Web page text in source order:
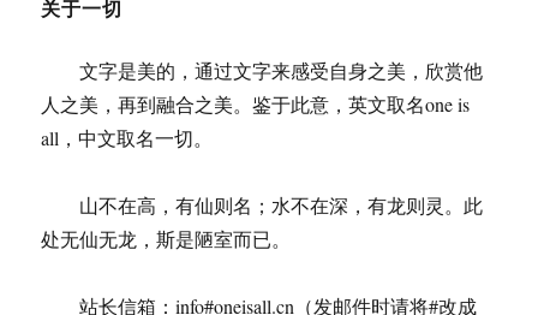
（分
理
处）
境
款
指
关于一切
文字是美的，通过文字来感受自身之美，欣赏他
人之美，再到融合之美。鉴于此意，英文取名one is
all，中文取名一切。
山不在高，有仙则名；水不在深，有龙则灵。此
处无仙无龙，斯是陋室而已。
站长信箱：info#oneisall.cn（发邮件时请将#改成